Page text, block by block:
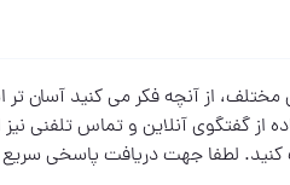
گفتگوی آنلاین و تماس تلفنی نیز
کنید. لطفا جهت دریافت پاسخی